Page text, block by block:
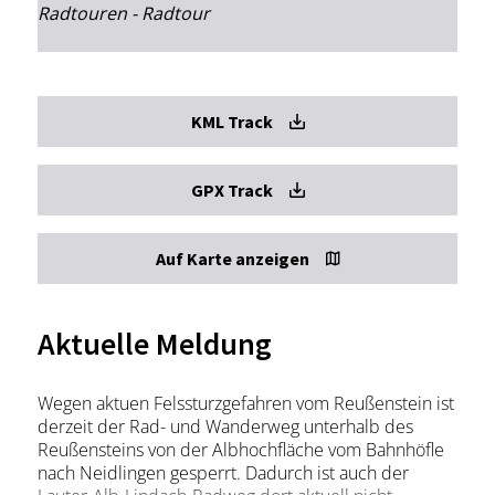
Radtouren - Radtour
KML Track
GPX Track
Auf Karte anzeigen
Aktuelle Meldung
Wegen aktuen Felssturzgefahren vom Reußenstein ist
derzeit der Rad- und Wanderweg unterhalb des
Reußensteins von der Albhochfläche vom Bahnhöfle
nach Neidlingen gesperrt. Dadurch ist auch der